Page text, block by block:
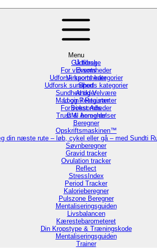
Menu
Udforsk
Events
Udforsk sports kategorier
Udforsk sundheds kategorier
Artikler
Login / Register
For virksomheder
BMI beregner
Beregner
Opskriftsmaskinen™
din næste rute – løb, cykel eller gå – med Sundti
Søvnberegner
Gravid tracker
Ovulation tracker
Reflect
StressIndex
Period Tracker
Kalorieberegner
Pulszone Beregner
Mentaliseringsguiden
Livsbalancen
Kærestebarometeret
Din Kropstype & Træningskode
Mentaliseringsguiden
Trainer
Gå tilbage
For virksomheder
Virksomheder
Sport
Sundhed og Velvære
Mad og Restauranter
Boost Ads
Trust & Anmeldelser